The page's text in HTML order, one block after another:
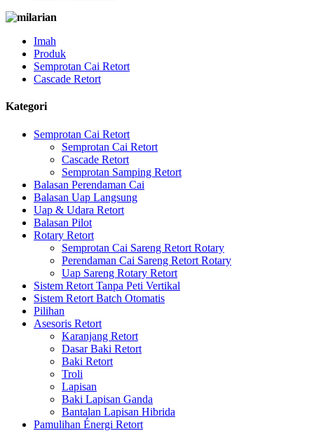
Imah
Produk
Semprotan Cai Retort
Cascade Retort
Kategori
Semprotan Cai Retort
Semprotan Cai Retort
Cascade Retort
Semprotan Samping Retort
Balasan Perendaman Cai
Balasan Uap Langsung
Uap & Udara Retort
Balasan Pilot
Rotary Retort
Semprotan Cai Sareng Retort Rotary
Perendaman Cai Sareng Retort Rotary
Uap Sareng Rotary Retort
Sistem Retort Tanpa Peti Vertikal
Sistem Retort Batch Otomatis
Pilihan
Asesoris Retort
Karanjang Retort
Dasar Baki Retort
Baki Retort
Troli
Lapisan
Baki Lapisan Ganda
Bantalan Lapisan Hibrida
Pamulihan Énergi Retort